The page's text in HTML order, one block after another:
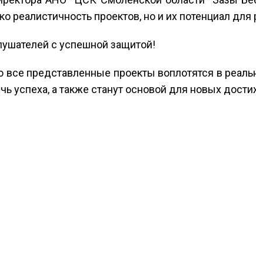
реалистичность проектов, но и их потенциал
с успешной защитой!
представленные проекты воплотятся в
успеха, а также станут основой для новых